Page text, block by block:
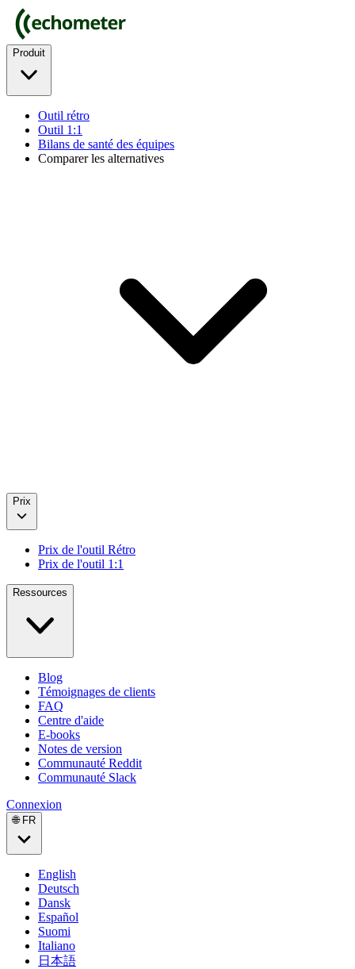
Produit
Outil rétro
Outil 1:1
Bilans de santé des équipes
Comparer les alternatives
Prix
Prix de l'outil Rétro
Prix de l'outil 1:1
Ressources
Blog
Témoignages de clients
FAQ
Centre d'aide
E-books
Notes de version
Communauté Reddit
Communauté Slack
Connexion
🌐 FR
English
Deutsch
Dansk
Español
Suomi
Italiano
日本語